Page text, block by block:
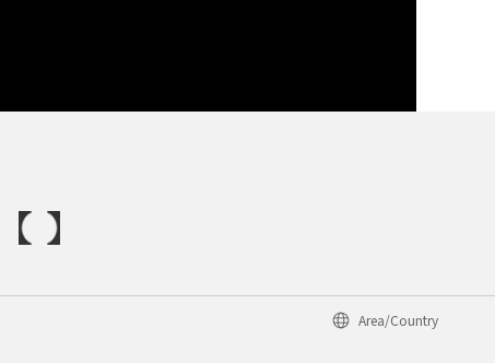
Area/Country